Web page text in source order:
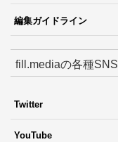
編集ガイドライン
fill.mediaの各種SNS
Twitter
YouTube